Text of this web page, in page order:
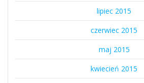
lipiec 2015
czerwiec 2015
maj 2015
kwiecień 2015